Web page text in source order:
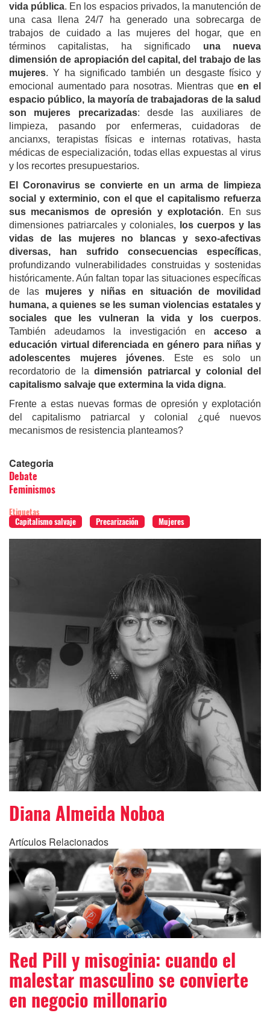
vida pública. En los espacios privados, la manutención de
una casa llena 24/7 ha generado una sobrecarga de
trabajos de cuidado a las mujeres del hogar, que en
términos capitalistas, ha significado una nueva
dimensión de apropiación del capital, del trabajo de las
mujeres. Y ha significado también un desgaste físico y
emocional aumentado para nosotras. Mientras queen el
espacio público, la mayoría de trabajadoras de la salud
son mujeres precarizadas: desde las auxiliares de
limpieza, pasando por enfermeras, cuidadoras de
ancianxs, terapistas físicas e internas rotativas, hasta
médicas de especialización, todas ellas expuestas al virus
y los recortes presupuestarios.
El Coronavirus se convierte en un arma de limpieza
social y exterminio, con el que el capitalismo refuerza
sus mecanismos de opresión y explotación. En sus
dimensiones patriarcales y coloniales,
los cuerpos y las
vidas de las mujeres no blancas y sexo-afectivas
diversas, han sufrido consecuencias específicas,
profundizando vulnerabilidades construidas y sostenidas
históricamente. Aún faltan topar las situaciones específicas
de las mujeres y niñas en situación de movilidad
humana, a quienes se les suman violencias estatales y
sociales que les vulneran la vida y los cuerpos.
También adeudamos la investigación en acceso a
educación virtual diferenciada en género para niñas y
adolescentes mujeres jóvenes. Este es solo un
recordatorio de ladimensión patriarcal y colonial del
capitalismo salvaje que extermina la vida digna.
Frente a estas nuevas formas de opresión y explotación
del capitalismo patriarcal y colonial ¿qué nuevos
mecanismos de resistencia planteamos?
Categoria
Debate
Feminismos
Etiquetas
Capitalismo salvaje
Precarización Mujeres
Diana Almeida Noboa
Artículos Relacionados
Red Pill y misoginia: cuando el
malestar masculino se convierte
en negocio millonario